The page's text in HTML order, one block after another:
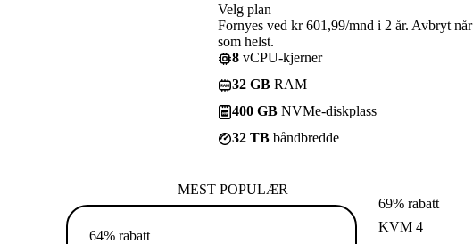
Velg plan
Fornyes ved kr 601,99/mnd i 2 år. Avbryt når
som helst.
8 vCPU-kjerner
32 GB RAM
400 GB NVMe-diskplass
32 TB båndbredde
MEST POPULÆR
64% rabatt
69% rabatt
KVM 4